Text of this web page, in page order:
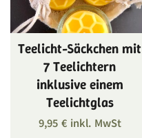
Teelicht-Säckchen mit
7 Teelichtern
inklusive einem
Teelichtglas
9,95 €inkl. MwSt